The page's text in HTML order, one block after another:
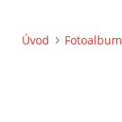
Úvod Fotoalbum